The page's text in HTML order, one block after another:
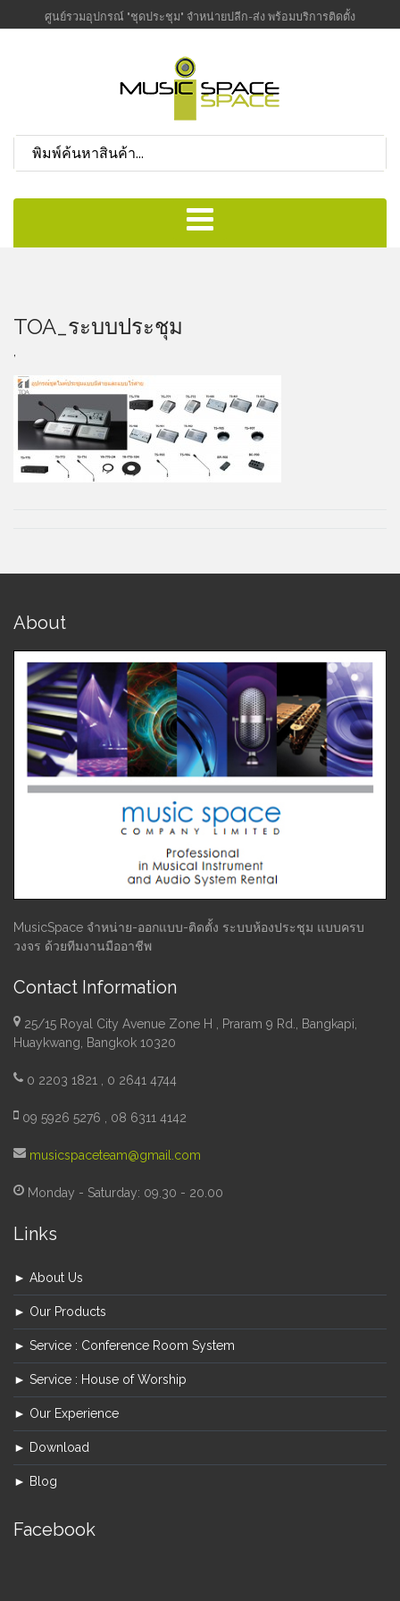
ศูนย์รวมอุปกรณ์ "ชุดประชุม" จำหน่ายปลีก-ส่ง พร้อมบริการติดตั้ง
TOA_ระบบประชุม
About
MusicSpace จำหน่าย-ออกแบบ-ติดตั้ง ระบบห้องประชุม แบบครบ
วงจร ด้วยทีมงานมืออาชีพ
Contact Information
25/15 Royal City Avenue Zone H , Praram 9 Rd., Bangkapi,
Huaykwang, Bangkok 10320
0 2203 1821 , 0 2641 4744
09 5926 5276 , 08 6311 4142
musicspaceteam@gmail.com
Monday - Saturday: 09.30 - 20.00
Links
► About Us
► Our Products
► Service : Conference Room System
► Service : House of Worship
► Our Experience
► Download
► Blog
Facebook